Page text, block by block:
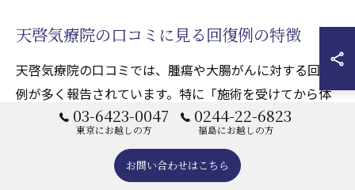
天啓気療院の口コミに見る回復例の特徴
天啓気療院の口コミでは、腫瘍や大腸がんに対する回復
例が多く報告されています。特に「施術を受けてから体
調が安定した」「不安や恐怖が和らいだ」といった声が
目立ちます。精神的なサポートと身体的な変化の両面か
ら、回復の実感を得ている方が多いのが特徴です。
03-6423-0047
東京にお越しの方
0244-22-6823
福島にお越しの方
お問い合わせはこちら